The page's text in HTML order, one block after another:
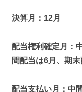
決算月：12月
配当権利確定月：
間配当は6月、期末
配当支払い月：中